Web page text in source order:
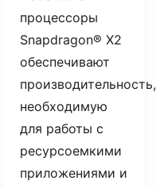
процессоры
Snapdragon® X2
обеспечивают
производительность,
необходимую
для работы с
ресурсоемкими
приложениями и